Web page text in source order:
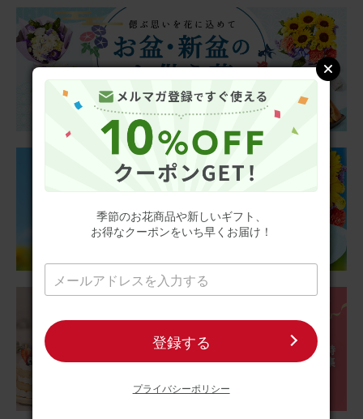
aipon211
40代
用途：
自宅用
期待通りでした
クリスマスからお正月にかけて長く楽しみたいと思い赤い
お花の鉢植えにしましたが、期待通りどちらのイベントに
も合い、1月4日現在も綺麗に咲いています。お花があるだ
けで華やかな雰囲気になるので毎年購入したいです。
アレンジメント(赤) Sサイズ
用途：
自宅用
カラフルでパッとお部屋が明るくなり 、自然な香りもして
気分上がります
アレンジメント(カラフル) Sサイズ
季節のお花商品や新しいギフト、
お得なクーポンをいち早くお届け！
登録する
プライバシーポリシー